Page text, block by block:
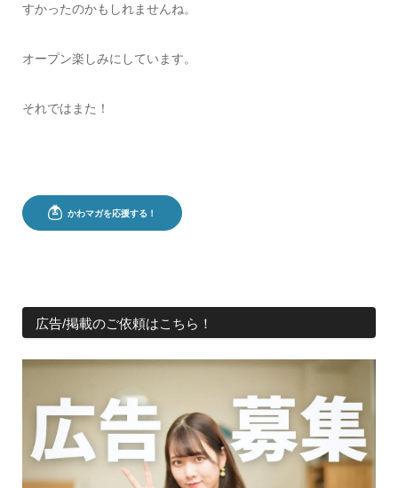
すかったのかもしれませんね。
オープン楽しみにしています。
それではまた！
広告/掲載のご依頼はこちら！